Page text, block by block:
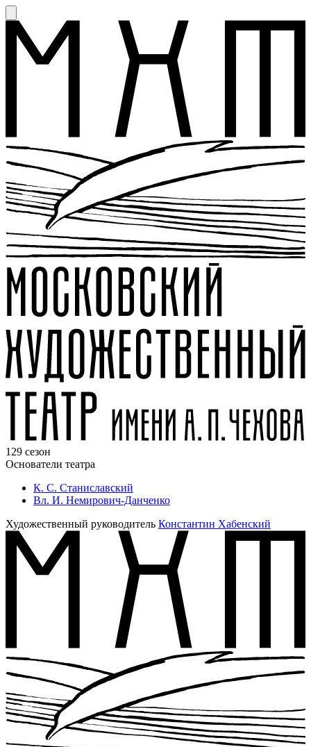
129 сезон
Основатели театра
К. С. Станиславский
Вл. И. Немирович-Данченко
Художественный руководитель Константин Хабенский